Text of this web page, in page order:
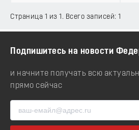
Страница 1 из 1. Всего записей: 1
Подпишитесь на новости
и начните получать всю
прямо сейчас